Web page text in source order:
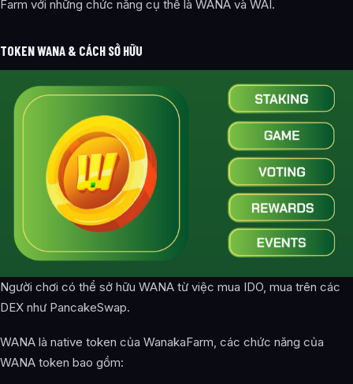
Farm với những chức năng cụ thể là WANA và WAI.
TOKEN WANA & CÁCH SỞ HỮU
Người chơi có thể sở hữu WANA từ việc mua IDO, mua trên các
DEX như PancakeSwap.
WANA là native token của WanakaFarm, các chức năng của
WANA token bao gồm: